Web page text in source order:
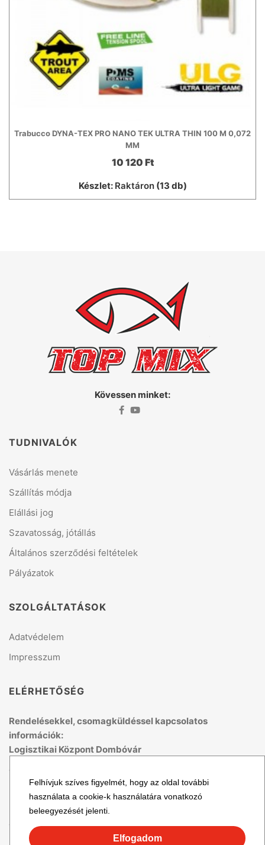
Felhívjuk szíves figyelmét, hogy az oldal további
használata a cookie-k használatára vonatkozó
beleegyezését jelenti.
Elfogadom
Trabucco DYNA-TEX PRO NANO TEK ULTRA THIN 100 M 0,072
MM
10 120 Ft
Készlet: Raktáron(13 db)
Kövessen minket:
TUDNIVALÓK
Vásárlás menete
Szállítás módja
Elállási jog
Szavatosság, jótállás
Általános szerződési feltételek
Pályázatok
SZOLGÁLTATÁSOK
Adatvédelem
Impresszum
ELÉRHETŐSÉG
Rendelésekkel, csomagküldéssel kapcsolatos
információk:
Logisztikai Központ Dombóvár
Telefon: +36 70 679 41 53
(H-P: 8:00 - 15:00)
Email: logisztika@topmix.hu
További cégadatok